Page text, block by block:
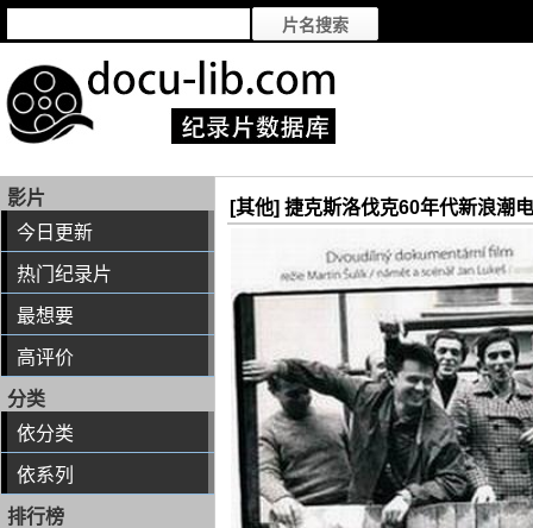
影片
今日更新
热门纪录片
最想要
高评价
分类
依分类
依系列
排行榜
[其他] 捷克斯洛伐克60年代新浪